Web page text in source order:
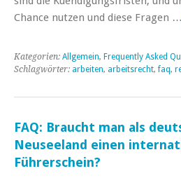
Chance nutzen und diese Fragen …
Kategorien: Allgemein, Frequently Asked
Schlagwörter: arbeiten, arbeitsrecht,faq,
FAQ: Braucht man als
Neuseeland einen
Führerschein?